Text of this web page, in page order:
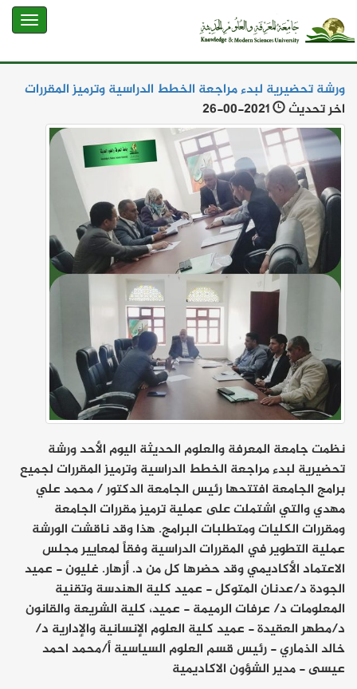
ورشة تحضيرية لبدء مراجعة الخطط الدراسية وترميز المقررات
اخر تحديث
نظمت جامعة المعرفة والعلوم الحديثة اليوم الأحد ورشة
تحضيرية لبدء مراجعة الخطط الدراسية وترميز المقررات لجميع
برامج الجامعة افتتحها رئيس الجامعة الدكتور / محمد علي
مهدي والتي اشتملت على عملية ترميز مقررات الجامعة
ومقررات الكليات ومتطلبات البرامج. هذا وقد ناقشت الورشة
عملية التطوير في المقررات الدراسية وفقاً لمعايير مجلس
الاعتماد الأكاديمي وقد حضرها كل من د. أزهار. غليون - عميد
الجودة د/عدنان المتوكل - عميد كلية الهندسة وتقنية
المعلومات د/ عرفات الرميمة - عميد، كلية الشريعة والقانون
د/مطهر العقيدة - عميد كلية العلوم الإنسانية والإدارية د/
خالد الذماري - رئيس قسم العلوم السياسية أ/محمد احمد
عيسى - مدير الشؤون الاكاديمية